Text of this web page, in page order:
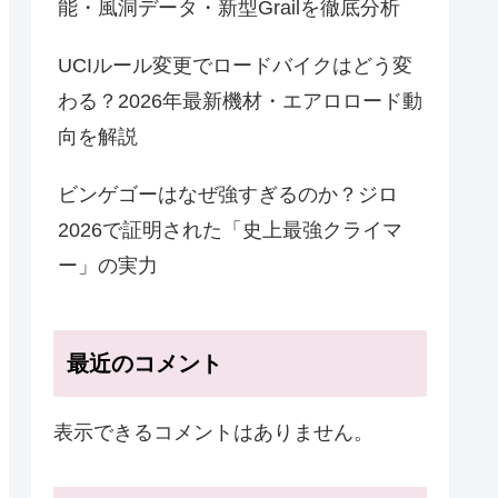
能・風洞データ・新型Grailを徹底分析
UCIルール変更でロードバイクはどう変
わる？2026年最新機材・エアロロード動
向を解説
ビンゲゴーはなぜ強すぎるのか？ジロ
2026で証明された「史上最強クライマ
ー」の実力
最近のコメント
表示できるコメントはありません。